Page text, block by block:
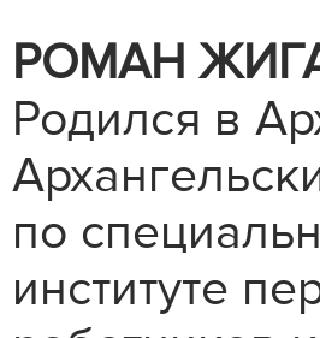
РОМАН
Родился в
по
институте